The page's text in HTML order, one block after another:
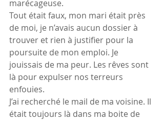
marécageuse.
Tout était faux, mon mari était près
de moi, je n’avais aucun dossier à
trouver et rien à justifier pour la
poursuite de mon emploi. Je
jouissais de ma peur. Les rêves sont
là pour expulser nos terreurs
enfouies.
J’ai recherché le mail de ma voisine. Il
était toujours là dans ma boite de